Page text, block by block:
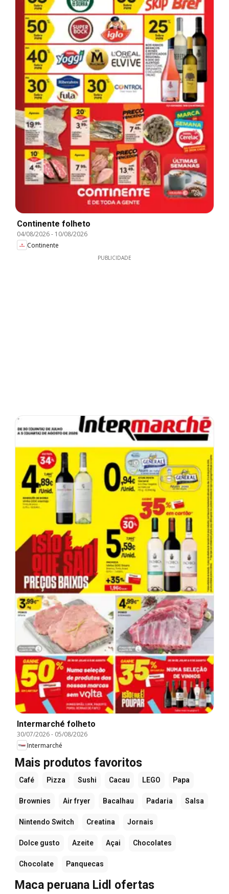
Continente folheto
04/08/2026- 10/08/2026
Continente
PUBLICIDADE
Intermarché folheto
30/07/2026- 05/08/2026
Intermarché
Mais produtos favoritos
Café Pizza Sushi Cacau LEGO Papa
Brownies Air fryer Bacalhau Padaria Salsa
Nintendo Switch Creatina Jornais
Dolce gusto Azeite Açai Chocolates
Chocolate Panquecas
Maca peruana Lidl ofertas